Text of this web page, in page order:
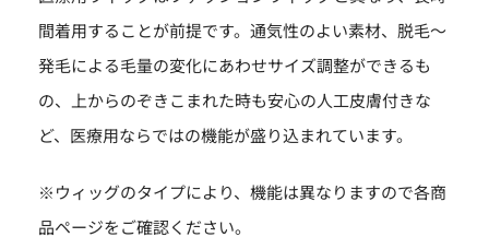
間着用することが前提です。通気性のよい素材、脱毛〜
発毛による毛量の変化にあわせサイズ調整ができるも
の、上からのぞきこまれた時も安心の人工皮膚付きな
ど、医療用ならではの機能が盛り込まれています。
※ウィッグのタイプにより、機能は異なりますので各商
品ページをご確認ください。